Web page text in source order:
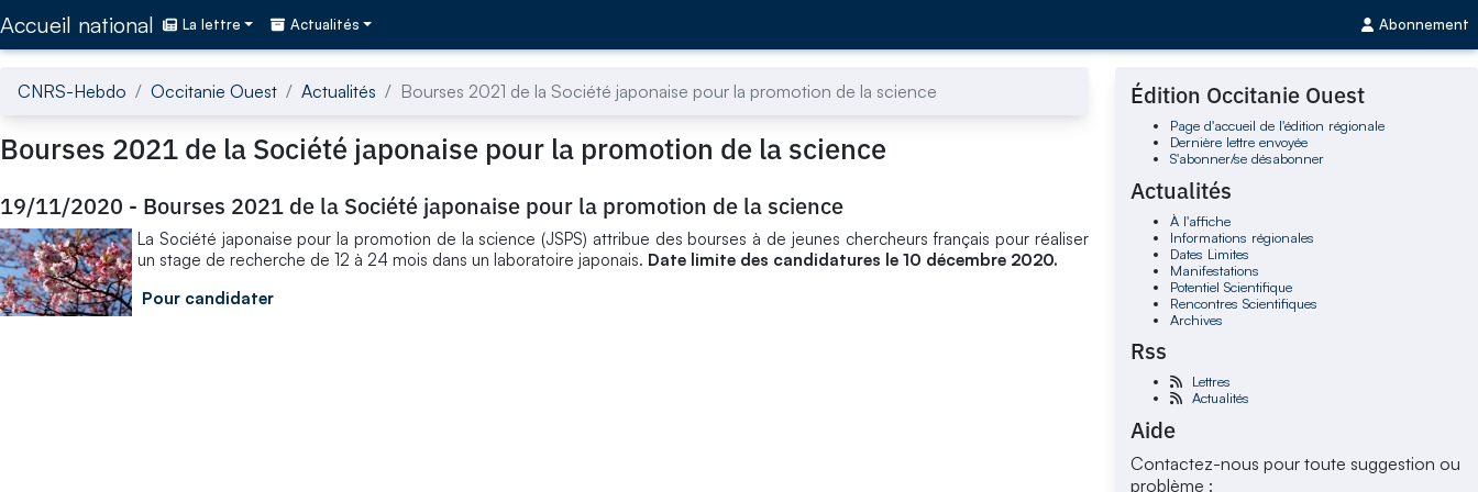
Accueil national La lettre Actualités Abonnement
CNRS-Hebdo Occitanie Ouest Actualités Bourses 2021 de la Société japonaise pour la promotion de la science
Bourses 2021 de la Société japonaise pour la promotion de la science
19/11/2020 - Bourses 2021 de la Société japonaise pour la promotion de la science
La Société japonaise pour la promotion de la science (JSPS) attribue des bourses à de jeunes chercheurs français pour réaliser
un stage de recherche de 12 à 24 mois dans un laboratoire japonais. Date limite des candidatures le 10 décembre 2020.
Pour candidater
Édition Occitanie Ouest
Page d'accueil de l'édition régionale
Dernière lettre envoyée
S'abonner/se désabonner
Actualités
À l'affiche
Informations régionales
Dates Limites
Manifestations
Potentiel Scientifique
Rencontres Scientifiques
Archives
Rss
Lettres
Actualités
Aide
Contactez-nous pour toute suggestion ou
problème :